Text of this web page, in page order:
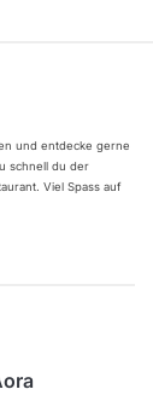
und entdecke gerne
schnell du der
Viel Spass auf